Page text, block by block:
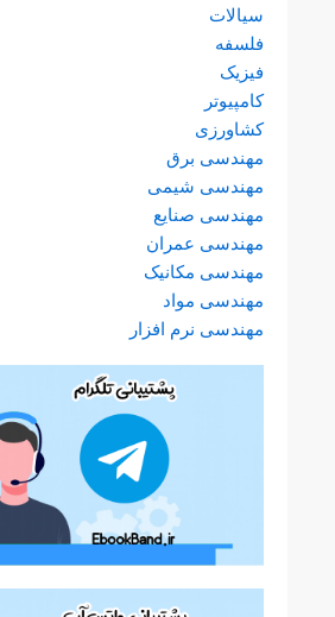
سیالات
فلسفه
فیزیک
کامپیوتر
کشاورزی
مهندسی برق
مهندسی شیمی
مهندسی صنایع
مهندسی عمران
مهندسی مکانیک
مهندسی مواد
مهندسی نرم افزار